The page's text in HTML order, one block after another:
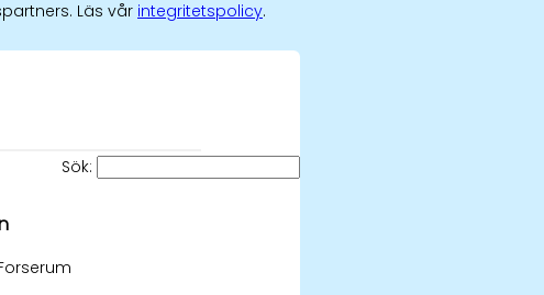
Läs vår integritetspolicy.
Sök: